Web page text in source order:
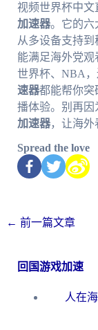
视频世界杯中文
加速器。它的六
从多设备支持
能满足海外党
世界杯、NBA，
速器都能帮你突
播体验。别再
加速器，让海外
Spread the love
← 前一篇文章
回国游戏加速